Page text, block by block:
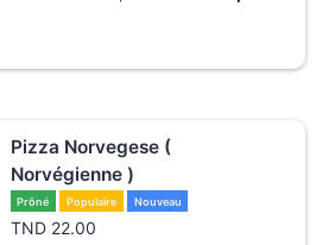
Pizza Norvegese (
Norvégienne )
Prôné Populaire Nouveau
TND 22.00